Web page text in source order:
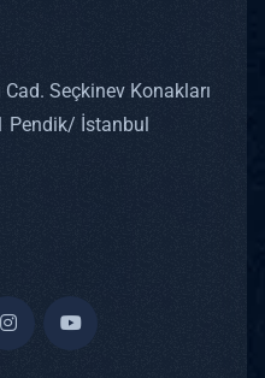
Seçkinev Konakları
Pendik/ İstanbul